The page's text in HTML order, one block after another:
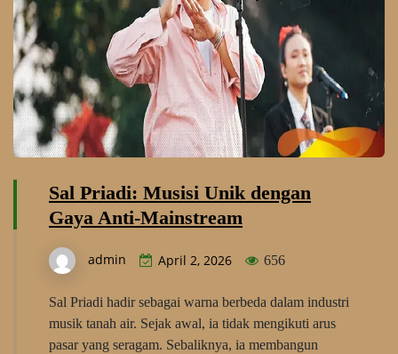
Sal Priadi: Musisi Unik dengan
Gaya Anti-Mainstream
admin April 2, 2026 656
Sal Priadi hadir sebagai warna berbeda dalam industri
musik tanah air. Sejak awal, ia tidak mengikuti arus
pasar yang seragam. Sebaliknya, ia membangun